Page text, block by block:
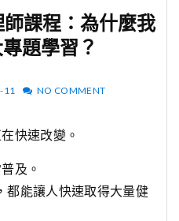
課程：為什麼我
題學習？
11 NO COMMENT
快速改變。
及。
都能讓人快速取得大量健